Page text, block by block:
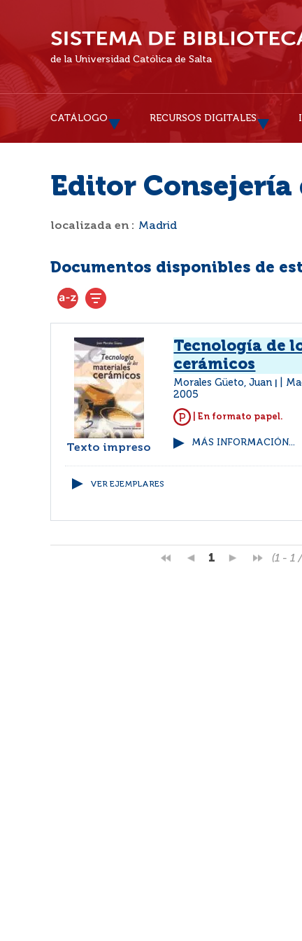
de la Universidad Católica de Salta
CATÁLOGO RECURSOS DIGITALES
Editor Consejería
localizada en : Madrid
Documentos disponibles de
Texto impreso
Tecnología de
cerámicos
Morales Güeto, Juan
2005
| En formato papel.
MÁS INFORMACIÓN...
VER EJEMPLARES
1 (1 - 1